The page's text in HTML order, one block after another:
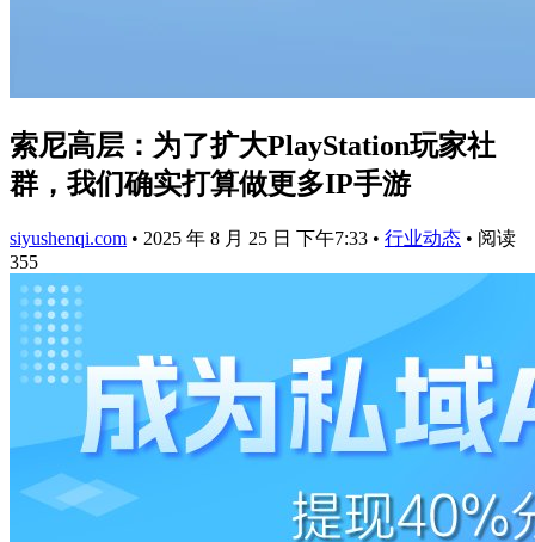
索尼高层：为了扩大PlayStation玩家社
群，我们确实打算做更多IP手游
siyushenqi.com • 2025 年 8 月 25 日 下午7:33 • 行业动态 • 阅读
355